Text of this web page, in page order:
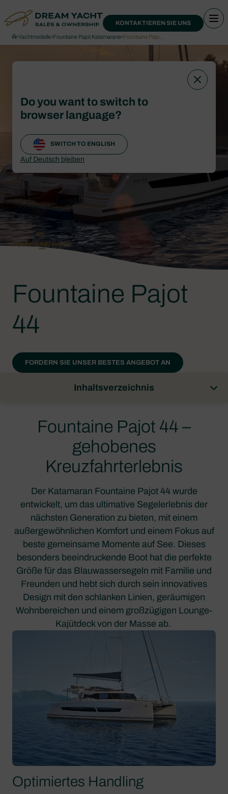
KONTAKTIEREN SIE UNS
›Yachtmodelle›Fountaine Pajot Katamarane›Fountaine Pajo…
Fountaine Pajot
44
FORDERN SIE UNSER BESTES ANGEBOT AN
Inhaltsverzeichnis
Fountaine Pajot 44 –
gehobenes
Kreuzfahrterlebnis
Der Katamaran Fountaine Pajot 44 wurde
entwickelt, um das ultimative Segelerlebnis der
nächsten Generation zu bieten, mit einem
außergewöhnlichen Komfort und einem Fokus auf
beste gemeinsame Momente auf See. Dieses
besonders beeindruckende Boot hat die perfekte
Größe für das Blauwassersegeln mit Familie und
Freunden und hebt sich durch sein innovatives
Design mit den schlanken Linien, geräumigen
Wohnbereichen und einem großzügigen Lounge-
Kajütdeck von der Masse ab.
Optimiertes Handling
Do you want to switch to
browser language?
SWITCH TO ENGLISH
Auf Deutsch bleiben